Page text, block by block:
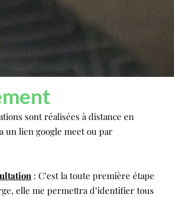
sont réalisées à distance en
un lien google meet ou par
: C’est la toute première étape
elle me permettra d’identifier tous